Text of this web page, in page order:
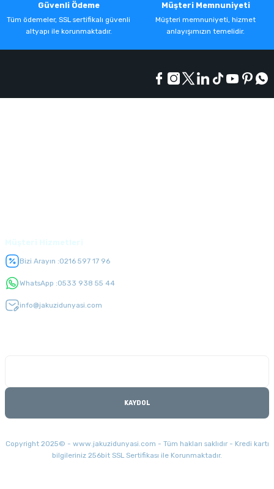
Güvenli Ödeme
Tüm ödemeler, SSL sertifikalı güvenli
altyapı ile korunmaktadır.
Müşteri Memnuniyeti
Müşteri memnuniyeti, hizmet
anlayışımızın temelidir.
Bizi Arayın :0216 597 17 96
WhatsApp :0533 938 55 44
info@jakuzidunyasi.com
KAYDOL
Copyright 2025© - www.jakuzidunyasi.com - Tüm hakları saklıdır - Kredi kartı
bilgileriniz 256bit SSL Sertifikası ile Korunmaktadır.